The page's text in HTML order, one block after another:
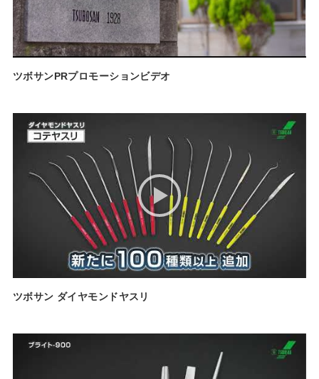
ツボサンPRプロモーションビデオ
ツボサン ダイヤモンドヤスリ